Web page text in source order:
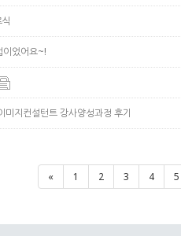
이었어요~!
미지컨설턴트 강사양성과정 후기
« 1 2 3 4 5